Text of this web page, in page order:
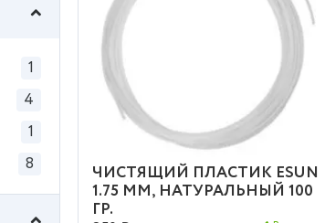
1
4
1
8
ЧИСТЯЩИЙ ПЛАСТИК ESUN
1.75 ММ, НАТУРАЛЬНЫЙ 100
ГР.